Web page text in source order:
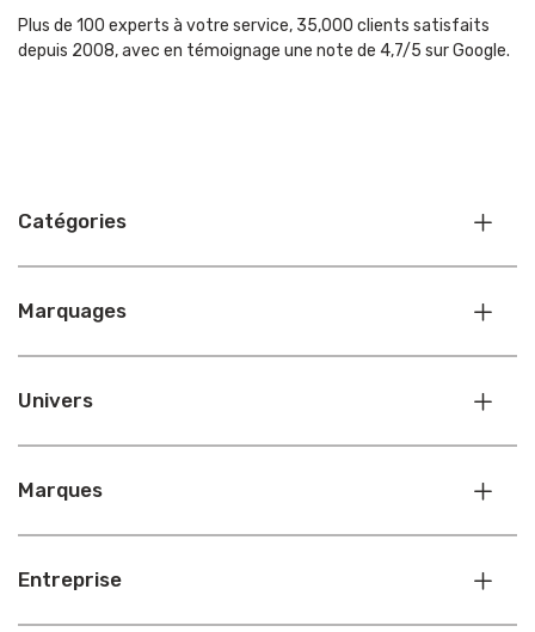
Plus de 100 experts à votre service, 35,000 clients satisfaits
depuis 2008, avec en témoignage une note de 4,7/5 sur Google.
Catégories
Marquages
Univers
Marques
Entreprise